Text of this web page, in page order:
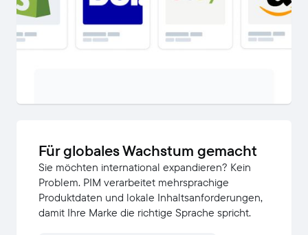
Für globales Wachstum gemacht
Sie möchten international expandieren? Kein
Problem. PIM verarbeitet mehrsprachige
Produktdaten und lokale Inhaltsanforderungen,
damit Ihre Marke die richtige Sprache spricht.